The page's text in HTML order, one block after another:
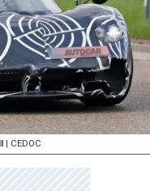
| CEDOC